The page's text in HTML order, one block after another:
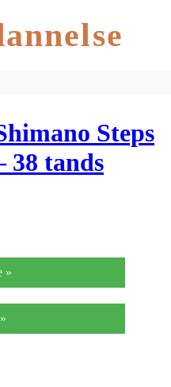
Steps
38 tands
E8050/E8
»